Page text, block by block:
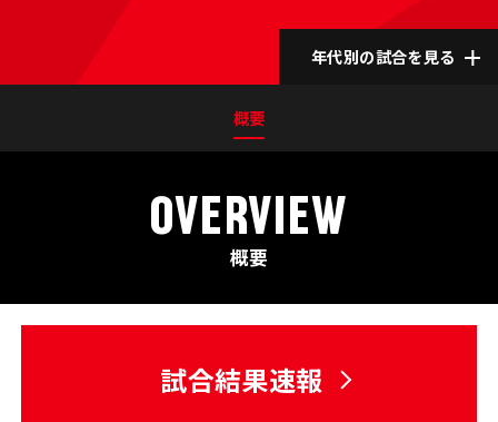
年代別の試合を見る
概要
OVERVIEW
概要
試合結果速報